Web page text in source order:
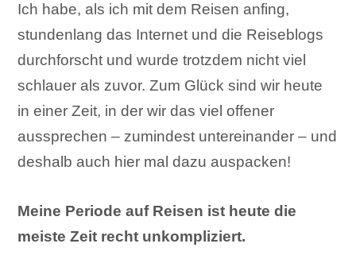
Ich habe, als ich mit dem Reisen anfing,
stundenlang das Internet und die Reiseblogs
durchforscht und wurde trotzdem nicht viel
schlauer als zuvor. Zum Glück sind wir heute
in einer Zeit, in der wir das viel offener
aussprechen – zumindest untereinander – und
deshalb auch hier mal dazu auspacken!
Meine Periode auf Reisen ist heute die
meiste Zeit recht unkompliziert.